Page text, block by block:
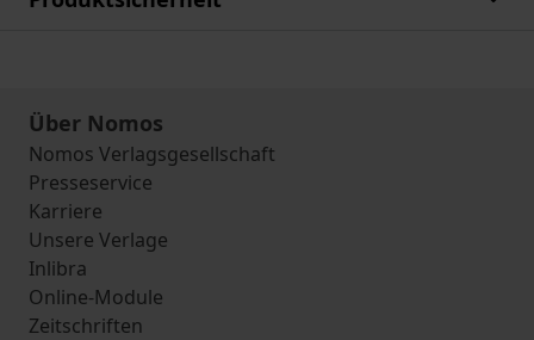
Über Nomos
Nomos Verlagsgesellschaft
Presseservice
Karriere
Unsere Verlage
Inlibra
Online-Module
Zeitschriften